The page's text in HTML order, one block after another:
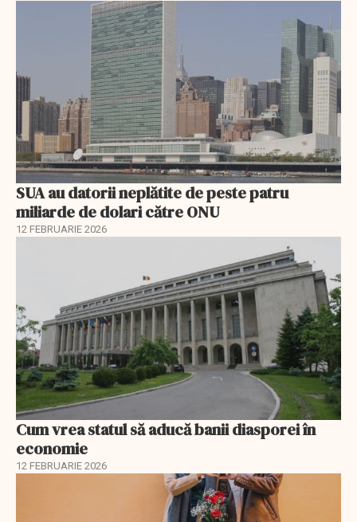
SUA au datorii neplătite de peste patru
miliarde de dolari către ONU
12 FEBRUARIE 2026
Cum vrea statul să aducă banii diasporei în
economie
12 FEBRUARIE 2026